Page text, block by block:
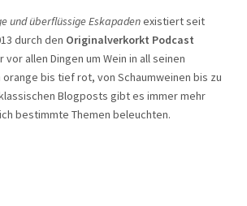
und überflüssige Eskapadenexistiert seit
durch den Originalverkorkt Podcast
allen Dingen um Wein in all seinen
orange bis tief rot, von Schaumweinen bis zu
Blogposts gibt es immer mehr
bestimmte Themen beleuchten.